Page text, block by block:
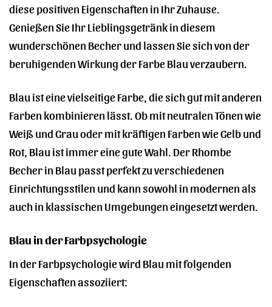
diese positiven Eigenschaften in Ihr Zuhause.
Genießen Sie Ihr Lieblingsgetränk in diesem
wunderschönen Becher und lassen Sie sich von der
beruhigenden Wirkung der Farbe Blau verzaubern.
Blau ist eine vielseitige Farbe, die sich gut mit anderen
Farben kombinieren lässt. Ob mit neutralen Tönen wie
Weiß und Grau oder mit kräftigen Farben wie Gelb und
Rot, Blau ist immer eine gute Wahl. Der Rhombe
Becher in Blau passt perfekt zu verschiedenen
Einrichtungsstilen und kann sowohl in modernen als
auch in klassischen Umgebungen eingesetzt werden.
Blau in der Farbpsychologie
In der Farbpsychologie wird Blau mit folgenden
Eigenschaften assoziiert: